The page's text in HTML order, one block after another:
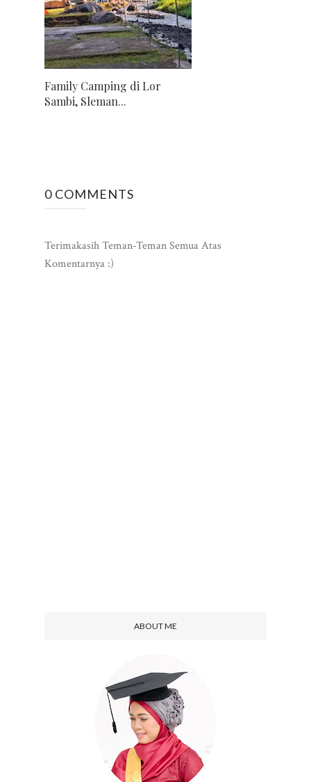
Family Camping di Lor
Sambi, Sleman...
0 COMMENTS
Terimakasih Teman-Teman Semua Atas
Komentarnya :)
ABOUT ME